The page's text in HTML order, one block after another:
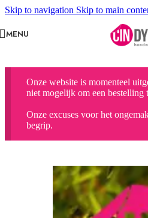
Skip to navigation Skip to main
MENU
Onze website is momenteel
niet mogelijk om een bestelling
Onze excuses voor het
begrip.